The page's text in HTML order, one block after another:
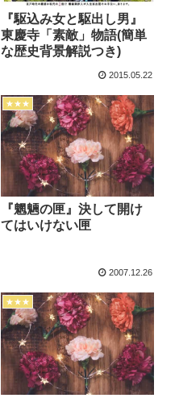
『駆込み女と駆出し男』
東慶寺「素敵」物語(簡単
な歴史背景解説つき)
2015.05.22
★★★
『魍魎の匣』決して開け
てはいけない匣
2007.12.26
★★★